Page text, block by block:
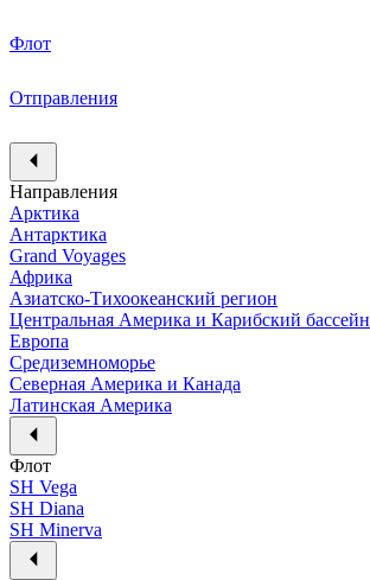
Флот
Отправления
Направления
Арктика
Антарктика
Grand Voyages
Африка
Азиатско-Тихоокеанский регион
Центральная Америка и Карибский бассейн
Европа
Средиземноморье
Северная Америка и Канада
Латинская Америка
Флот
SH Vega
SH Diana
SH Minerva